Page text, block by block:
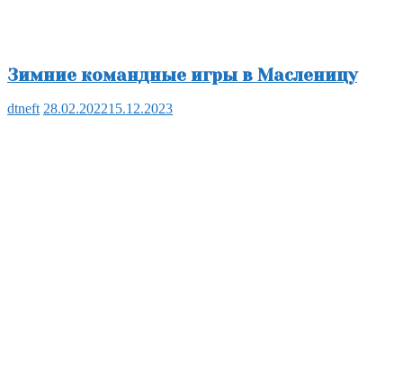
Зимние командные игры в Масленицу
dtneft 28.02.202215.12.2023